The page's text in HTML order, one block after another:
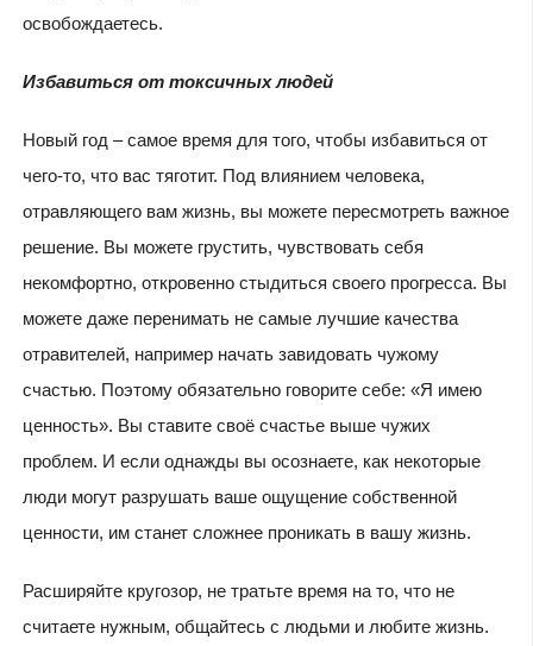
освобождаетесь.
Избавиться от токсичных людей
Новый год – самое время для того, чтобы избавиться от
чего-то, что вас тяготит. Под влиянием человека,
отравляющего вам жизнь, вы можете пересмотреть важное
решение. Вы можете грустить, чувствовать себя
некомфортно, откровенно стыдиться своего прогресса. Вы
можете даже перенимать не самые лучшие качества
отравителей, например начать завидовать чужому
счастью. Поэтому обязательно говорите себе: «Я имею
ценность». Вы ставите своё счастье выше чужих
проблем. И если однажды вы осознаете, как некоторые
люди могут разрушать ваше ощущение собственной
ценности, им станет сложнее проникать в вашу жизнь.
Расширяйте кругозор, не тратьте время на то, что не
считаете нужным, общайтесь с людьми и любите жизнь.